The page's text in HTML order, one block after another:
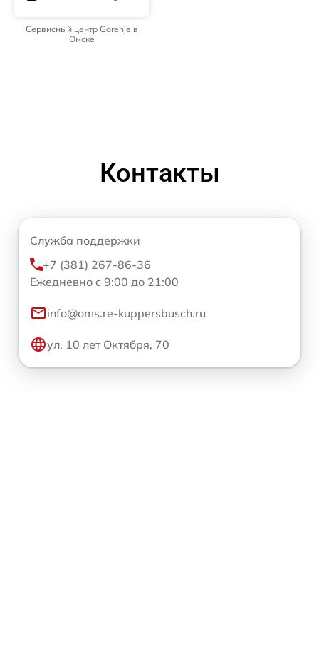
Сервисный центр Gorenje в
Омске
Контакты
Служба поддержки
+7 (381) 267-86-36
Ежедневно с 9:00 до 21:00
info@oms.re-kuppersbusch.ru
ул. 10 лет Октября, 70